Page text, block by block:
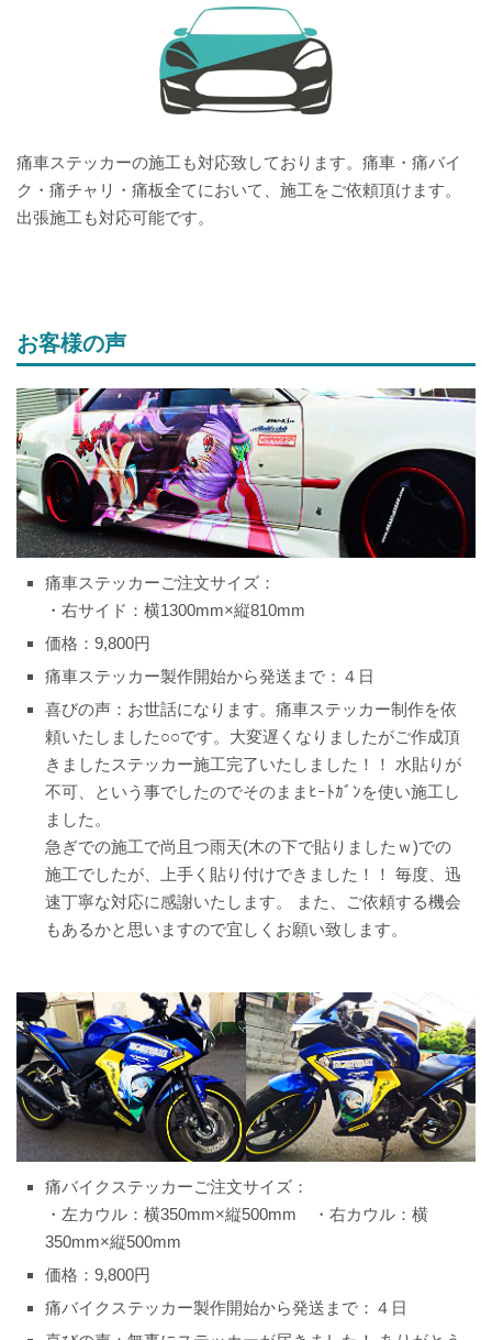
痛車ステッカーの施工も対応致しております。痛車・痛バイ
ク・痛チャリ・痛板全てにおいて、施工をご依頼頂けます。
出張施工も対応可能です。
お客様の声
痛車ステッカーご注文サイズ：
・右サイド：横1300mm×縦810mm
価格：9,800円
痛車ステッカー製作開始から発送まで：４日
喜びの声：お世話になります。痛車ステッカー制作を依
頼いたしました○○です。大変遅くなりましたがご作成頂
きましたステッカー施工完了いたしました！！ 水貼りが
不可、という事でしたのでそのままﾋｰﾄｶﾞﾝを使い施工し
ました。
急ぎでの施工で尚且つ雨天(木の下で貼りましたｗ)での
施工でしたが、上手く貼り付けできました！！ 毎度、迅
速丁寧な対応に感謝いたします。 また、ご依頼する機会
もあるかと思いますので宜しくお願い致します。
痛バイクステッカーご注文サイズ：
・左カウル：横350mm×縦500mm ・右カウル：横
350mm×縦500mm
価格：9,800円
痛バイクステッカー製作開始から発送まで：４日